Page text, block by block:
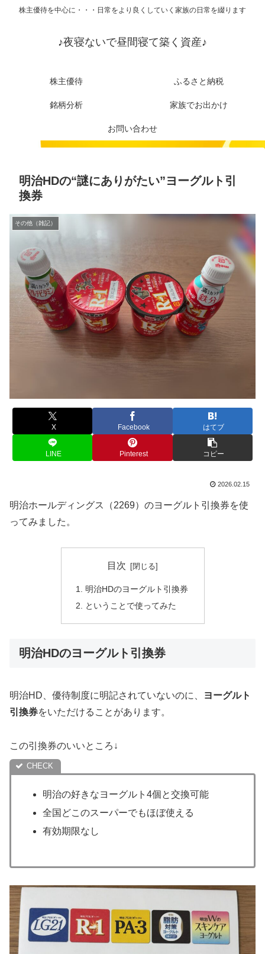
株主優待を中心に・・・日常をより良くしていく家族の日常を綴ります
♪夜寝ないで昼間寝て築く資産♪
株主優待 ふるさと納税
銘柄分析 家族でお出かけ
お問い合わせ
明治HDの“謎にありがたい”ヨーグルト引
換券
その他（雑記）
X Facebook はてブ
LINE Pinterest コピー
2026.02.15
明治ホールディングス（2269）のヨーグルト引換券を使
ってみました。
目次
明治HDのヨーグルト引換券
ということで使ってみた
明治HDのヨーグルト引換券
明治HD、優待制度に明記されていないのに、
ヨーグルト
引換券をいただけることがあります。
この引換券のいいところ↓
明治の好きなヨーグルト4個と交換可能
全国どこのスーパーでもほぼ使える
有効期限なし